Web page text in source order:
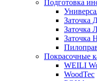
Подготовка
Покрасочные
WEILI
WoodTec